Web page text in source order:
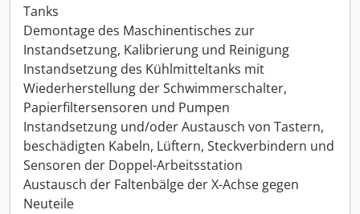
Tanks
Demontage des Maschinentisches zur
Instandsetzung, Kalibrierung und Reinigung
Instandsetzung des Kühlmitteltanks mit
Wiederherstellung der Schwimmerschalter,
Papierfiltersensoren und Pumpen
Instandsetzung und/oder Austausch von Tastern,
beschädigten Kabeln, Lüftern, Steckverbindern und
Sensoren der Doppel-Arbeitsstation
Austausch der Faltenbälge der X-Achse gegen
Neuteile